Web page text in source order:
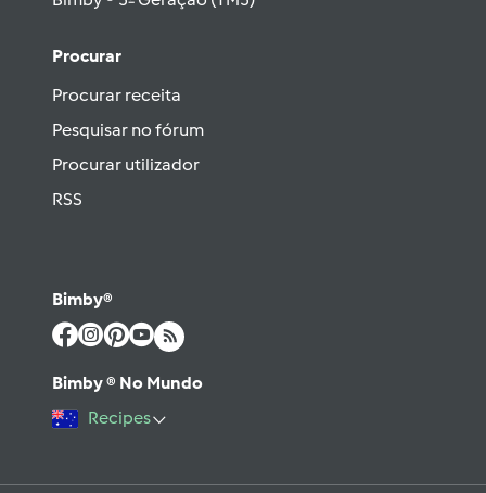
Procurar
Procurar receita
Pesquisar no fórum
Procurar utilizador
RSS
Bimby®
Bimby ® No Mundo
Recipes